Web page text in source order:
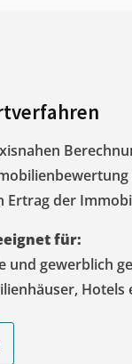
Ertrag der
für:
und gewerblich
Hotels